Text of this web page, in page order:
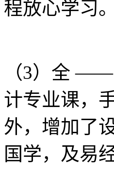
程放心学习。
（3）全
计专业课，
外，增加了
国学，及易